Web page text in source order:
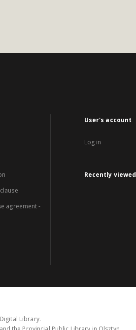
agreement -
User's account
Log in
Recently viewed
Library.